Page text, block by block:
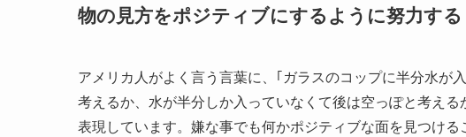
物の見方をポジティブにするように努力する
アメリカ人がよく言う言葉に、｢ガラスのコップに半分水が
考えるか、水が半分しか入っていなくて後は空っぽと考え
表現しています。嫌な事でも何かポジティブな面を見つける